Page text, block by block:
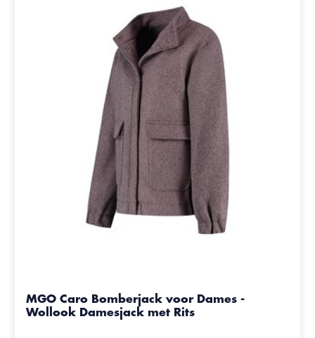
MGO Caro Bomberjack voor Dames -
Wollook Damesjack met Rits